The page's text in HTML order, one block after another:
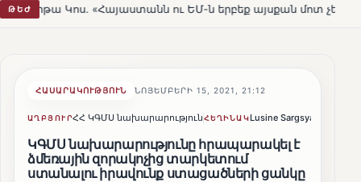
ԹԵԺ
«Հայաստանն ու ԵՄ-ն երբեք այսքան մոտ չեն եղել» HOT
ՀԱՍԱՐԱԿՈՒԹՅՈՒՆ ՆՈՅԵՄԲԵՐԻ 15, 2021, 21:12
ԱՂԲՅՈՒՐՀՀ ԿԳՄՍ նախարարությունՀԵՂԻՆԱԿLusine Sargsyan
ԿԳՄՍ նախարարությունը հրապարակել է
ձմեռային զորակոչից տարկետում
ստանալու իրավունք ստացածների ցանկը